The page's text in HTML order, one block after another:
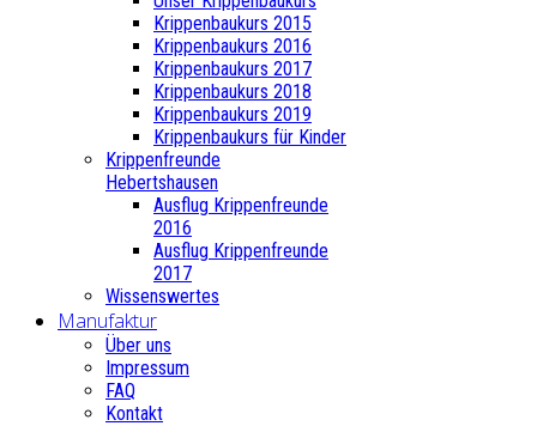
Krippenbaukurs 2015
Krippenbaukurs 2016
Krippenbaukurs 2017
Krippenbaukurs 2018
Krippenbaukurs 2019
Krippenbaukurs für Kinder
Krippenfreunde
Hebertshausen
Ausflug Krippenfreunde
2016
Ausflug Krippenfreunde
2017
Wissenswertes
Manufaktur
Über uns
Impressum
FAQ
Kontakt